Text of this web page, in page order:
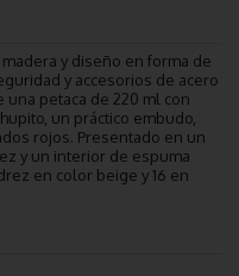
y diseño en forma de
y accesorios de acero
petaca de 220 ml con
un práctico embudo,
rojos. Presentado en un
y un interior de espuma
en color beige y 16 en